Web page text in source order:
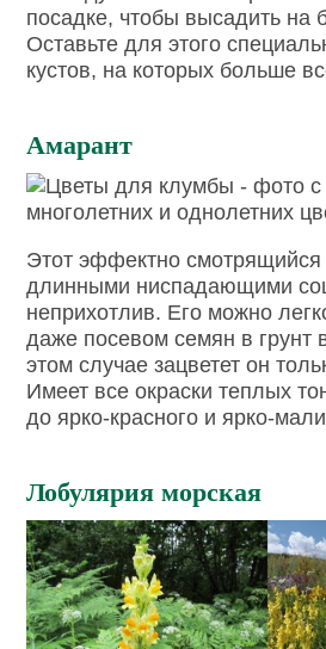
посадке, чтобы высадить на
Оставьте для этого
кустов, на которых больше
Амарант
Этот эффектно смотрящийся
длинными ниспадающими
неприхотлив. Его можно
даже посевом семян в грунт
этом случае зацветет он
Имеет все окраски теплых
до ярко-красного и ярко-
Лобулярия морская